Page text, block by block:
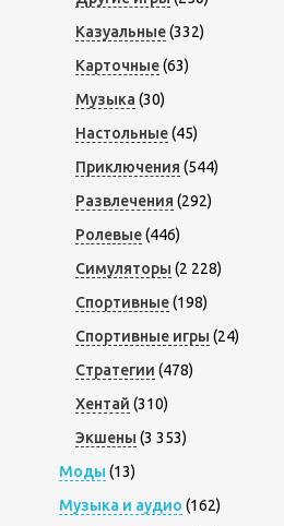
Казуальные(332)
Карточные(63)
Музыка (30)
Настольные(45)
Приключения (544)
Развлечения (292)
Ролевые(446)
Симуляторы (2 228)
Спортивные(198)
Спортивные игры (24)
Стратегии (478)
Хентай (310)
Экшены (3 353)
Моды (13)
Музыка и аудио (162)